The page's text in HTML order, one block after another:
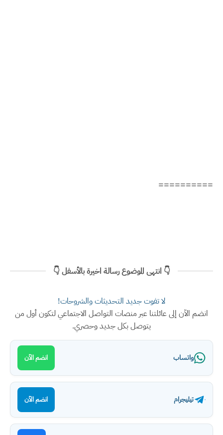
==========
👇 انتهى الموضوع رسالة اخيرة بالأسفل 👇
لا تفوت جديد التحديثات والشروحات!
انضم الآن إلى عائلتنا عبر منصات التواصل الاجتماعي لتكون أول من
يتوصل بكل جديد وحصري.
واتساب انضم الآن
تيليجرام انضم الآن